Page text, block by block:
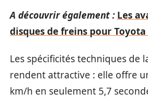
A découvrir également : Les
disques de freins pour Toyota
Les spécificités techniques de
rendent attractive : elle offre
km/h en seulement 5,7